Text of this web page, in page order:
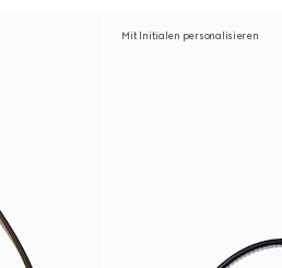
Mit Initialen personalisieren